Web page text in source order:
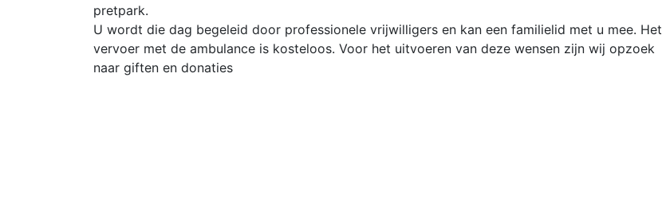
pretpark.
U wordt die dag begeleid door professionele vrijwilligers en kan een familielid met u mee. Het
vervoer met de ambulance is kosteloos. Voor het uitvoeren van deze wensen zijn wij opzoek
naar giften en donaties